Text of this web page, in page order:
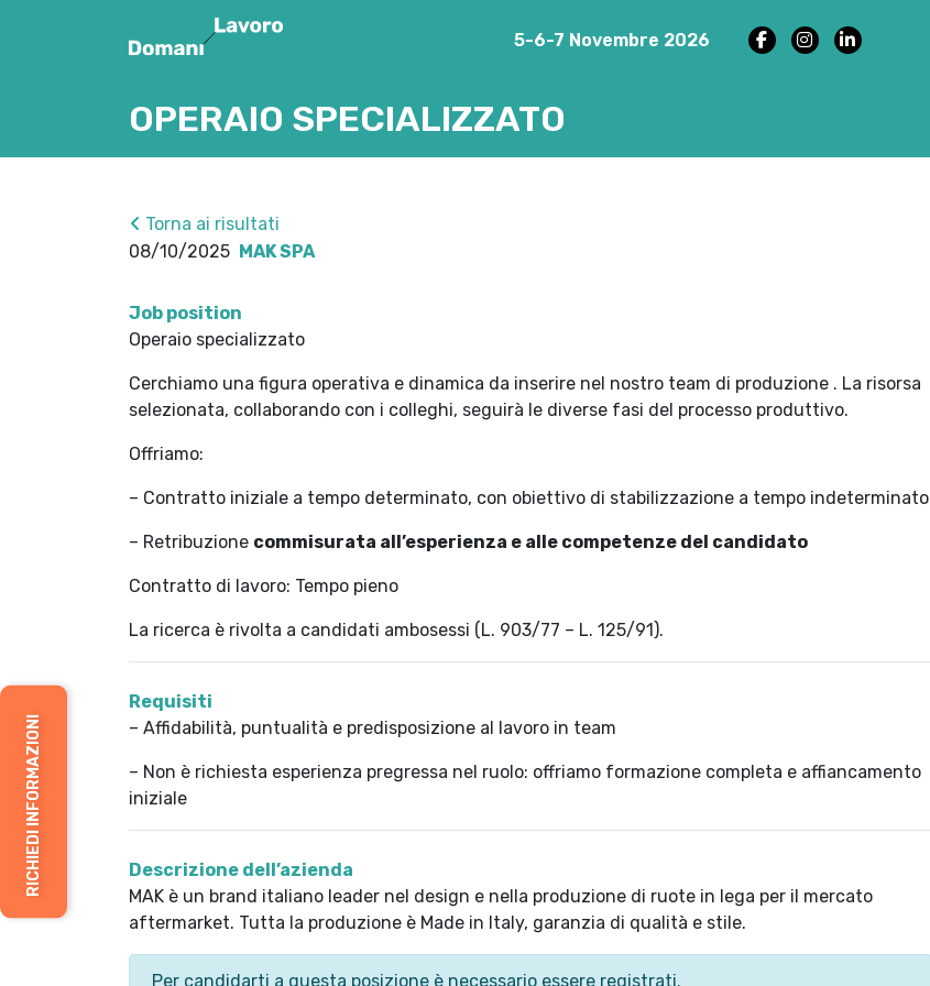
5-6-7 Novembre 2026
RICHIEDI INFORMAZIONI
OPERAIO SPECIALIZZATO
Torna ai risultati
08/10/2025 MAK SPA
Job position
Operaio specializzato
Cerchiamo una figura operativa e dinamica da inserire nel nostro team di produzione . La risorsa
selezionata, collaborando con i colleghi, seguirà le diverse fasi del processo produttivo.
Offriamo:
– Contratto iniziale a tempo determinato, con obiettivo di stabilizzazione a tempo indeterminato
– Retribuzione commisurata all’esperienza e alle competenze del candidato
Contratto di lavoro: Tempo pieno
La ricerca è rivolta a candidati ambosessi (L. 903/77 – L. 125/91).
Requisiti
– Affidabilità, puntualità e predisposizione al lavoro in team
– Non è richiesta esperienza pregressa nel ruolo: offriamo formazione completa e affiancamento
iniziale
Descrizione dell’azienda
MAK è un brand italiano leader nel design e nella produzione di ruote in lega per il mercato
aftermarket. Tutta la produzione è Made in Italy, garanzia di qualità e stile.
Per candidarti a questa posizione è necessario essere registrati.